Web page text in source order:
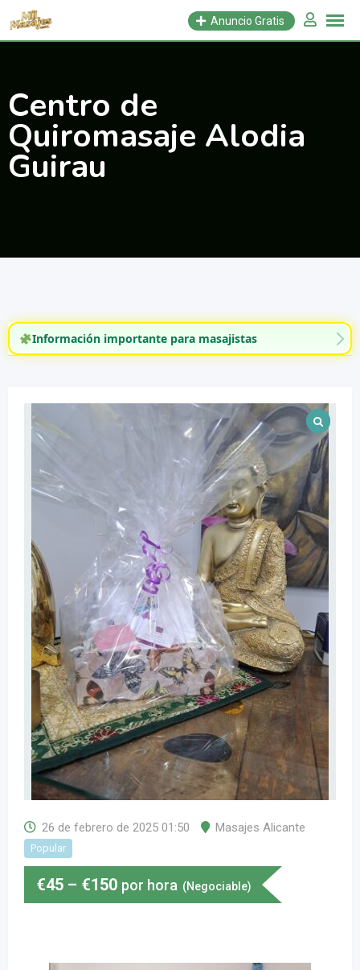
Saltar
Anuncio Gratis
Centro de
Quiromasaje Alodia
Guirau
Información importante para masajistas
26 de febrero de 2025 01:50 Masajes Alicante
Popular
€45 – €150 por hora (Negociable)